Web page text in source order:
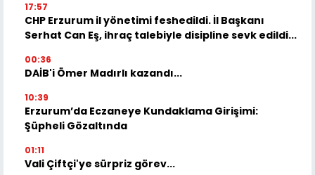
17:57
CHP Erzurum il yönetimi feshedildi. İl Başkanı
Serhat Can Eş, ihraç talebiyle disipline sevk edildi...
00:36
DAİB'i Ömer Madırlı kazandı...
10:39
Erzurum’da Eczaneye Kundaklama Girişimi:
Şüpheli Gözaltında
01:11
Vali Çiftçi'ye sürpriz görev...